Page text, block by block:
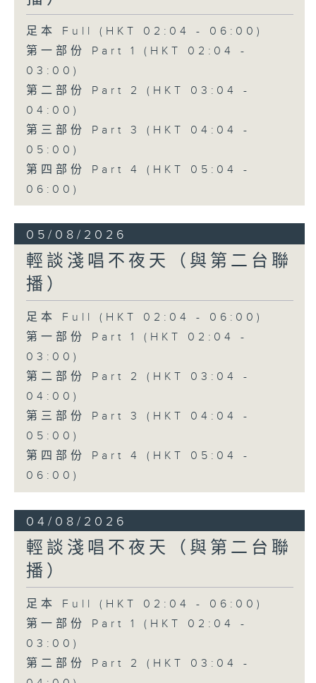
足本 Full (HKT 02:04 - 06:00)
第一部份 Part 1 (HKT 02:04 -
03:00)
第二部份 Part 2 (HKT 03:04 -
04:00)
第三部份 Part 3 (HKT 04:04 -
05:00)
第四部份 Part 4 (HKT 05:04 -
06:00)
05/08/2026
輕談淺唱不夜天（與第二台聯
播）
足本 Full (HKT 02:04 - 06:00)
第一部份 Part 1 (HKT 02:04 -
03:00)
第二部份 Part 2 (HKT 03:04 -
04:00)
第三部份 Part 3 (HKT 04:04 -
05:00)
第四部份 Part 4 (HKT 05:04 -
06:00)
04/08/2026
輕談淺唱不夜天（與第二台聯
播）
足本 Full (HKT 02:04 - 06:00)
第一部份 Part 1 (HKT 02:04 -
03:00)
第二部份 Part 2 (HKT 03:04 -